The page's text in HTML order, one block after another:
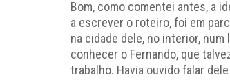
Bom, como comentei antes, a
a escrever o roteiro, foi em
na cidade dele, no interior,
conhecer o Fernando, que
trabalho. Havia ouvido falar